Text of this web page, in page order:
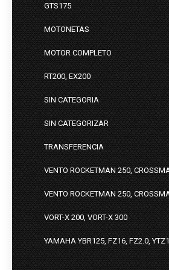
GTS175
MOTONETAS
MOTOR COMPLETO
RT200, EX200
SIN CATEGORIA
SIN CATEGORIZAR
TRANSFERENCIA
VENTO ROCKETMAN 250,
VENTO ROCKETMAN 250,
VORT-X 200, VORT-X 300
YAMAHA YBR125, FZ16, FZ2.0,